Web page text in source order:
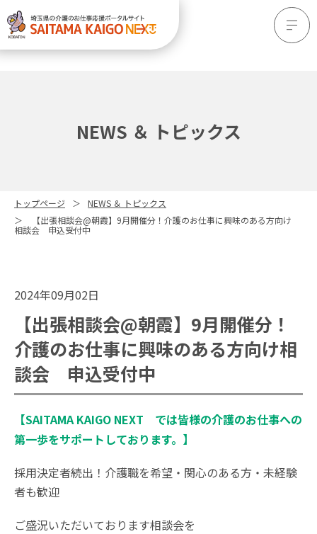
NEWS ＆ トピックス
トップページ
NEWS ＆ トピックス
【出張相談会@朝霞】9月開催分！介護のお仕事に興味のある方向け
相談会 申込受付中
2024年09月02日
【出張相談会@朝霞】9月開催分！
介護のお仕事に興味のある方向け相
談会 申込受付中
【SAITAMA KAIGO NEXT では皆様の介護のお仕事への
第一歩をサポートしております。】
採用決定者続出！介護職を希望・関心のある方・未経験
者も歓迎
ご盛況いただいております相談会を